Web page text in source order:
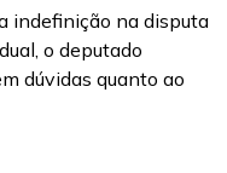
indefinição na disputa
o deputado
dúvidas quanto ao